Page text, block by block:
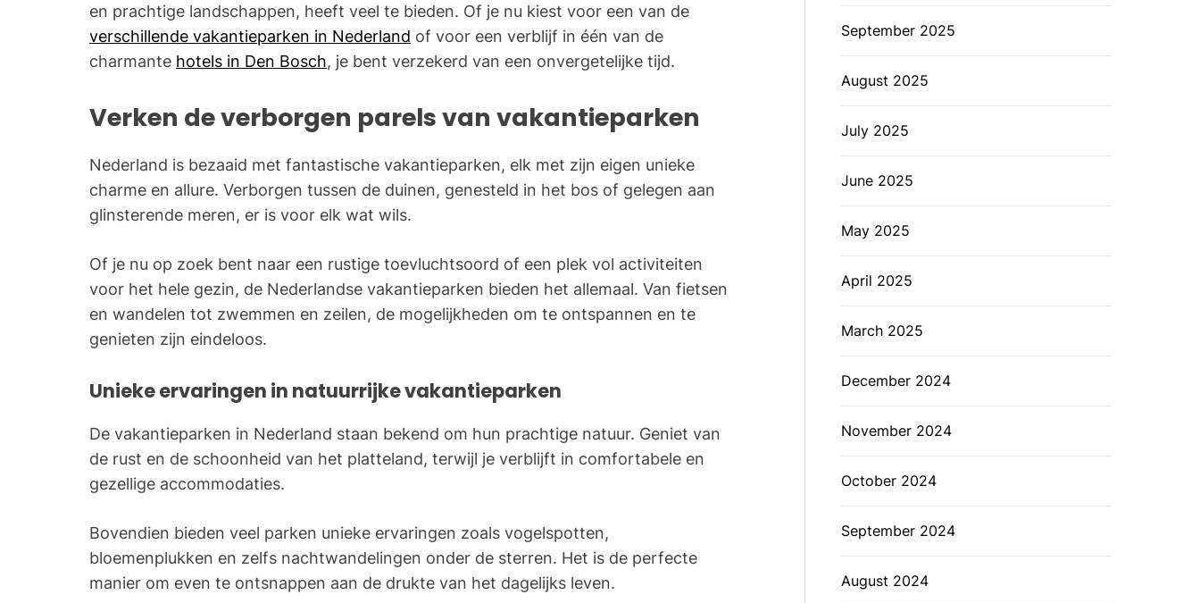
en prachtige landschappen, heeft veel te bieden. Of je nu kiest voor een van de
verschillende vakantieparken in Nederland of voor een verblijf in één van de
charmante hotels in Den Bosch, je bent verzekerd van een onvergetelijke tijd.
Verken de verborgen parels van vakantieparken
Nederland is bezaaid met fantastische vakantieparken, elk met zijn eigen unieke
charme en allure. Verborgen tussen de duinen, genesteld in het bos of gelegen aan
glinsterende meren, er is voor elk wat wils.
Of je nu op zoek bent naar een rustige toevluchtsoord of een plek vol activiteiten
voor het hele gezin, de Nederlandse vakantieparken bieden het allemaal. Van fietsen
en wandelen tot zwemmen en zeilen, de mogelijkheden om te ontspannen en te
genieten zijn eindeloos.
Unieke ervaringen in natuurrijke vakantieparken
De vakantieparken in Nederland staan bekend om hun prachtige natuur. Geniet van
de rust en de schoonheid van het platteland, terwijl je verblijft in comfortabele en
gezellige accommodaties.
Bovendien bieden veel parken unieke ervaringen zoals vogelspotten,
bloemenplukken en zelfs nachtwandelingen onder de sterren. Het is de perfecte
manier om even te ontsnappen aan de drukte van het dagelijks leven.
September 2025
August 2025
July 2025
June 2025
May 2025
April 2025
March 2025
December 2024
November 2024
October 2024
September 2024
August 2024